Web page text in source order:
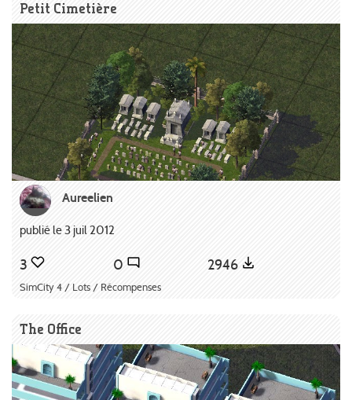
Petit Cimetière
Aureelien
publié le 3 juil 2012
3 0 2946
SimCity 4 / Lots / Récompenses
The Office